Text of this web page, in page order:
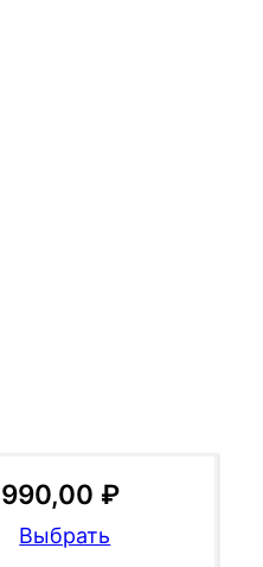
₽
Выбрать